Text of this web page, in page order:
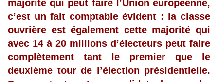
majorité qui peut faire l’Union européenne,
c’est un fait comptable évident : la classe
ouvrière est également cette majorité qui
avec 14 à 20 millions d’électeurs peut faire
complètement tant le premier que le
deuxième tour de l’élection présidentielle.